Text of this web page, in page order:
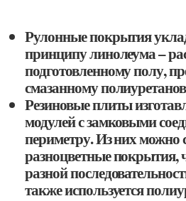
Рулонные покрытия
принципу линолеума –
подготовленному полу,
смазанному
Резиновые плиты
модулей с замковыми
периметру. Из них можно
разноцветные покрытия,
разной
также используется